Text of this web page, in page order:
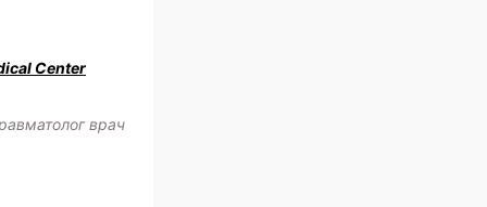
Center
врач